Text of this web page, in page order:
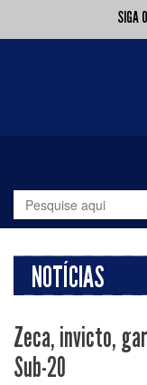
SIGA
NOTÍCIAS
Zeca, invicto,
Sub-20